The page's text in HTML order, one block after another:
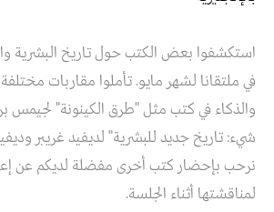
استكشفوا بعض الكتب حول تاريخ البشرية
في ملتقانا لشهر مايو. تأملوا مقاربات
والذكاء في كتب مثل "طرق الكينونة" لجيمس
شيء: تاريخ جديد للبشرية" لديفيد غريبر
نرحب بإحضار كتب أخرى مفضلة لديكم عن
لمناقشتها أثناء الجلسة.